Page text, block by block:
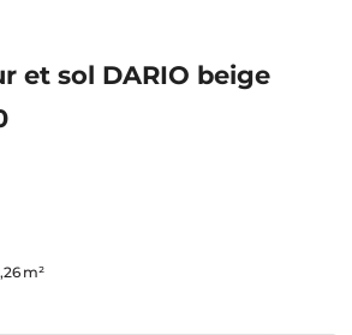
et sol DARIO beige
m²